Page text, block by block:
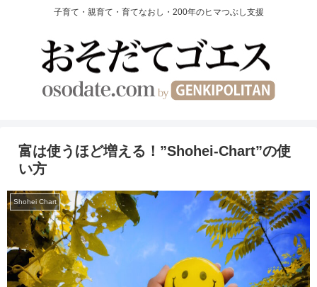
子育て・親育て・育てなおし・200年のヒマつぶし支援
富は使うほど増える！”Shohei-Chart”の使
い方
Shohei Chart